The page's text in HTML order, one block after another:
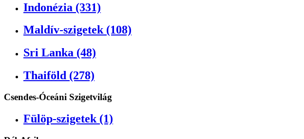
Indonézia (331)
Maldív-szigetek (108)
Sri Lanka (48)
Thaiföld (278)
Csendes-Óceáni Szigetvilág
Fülöp-szigetek (1)